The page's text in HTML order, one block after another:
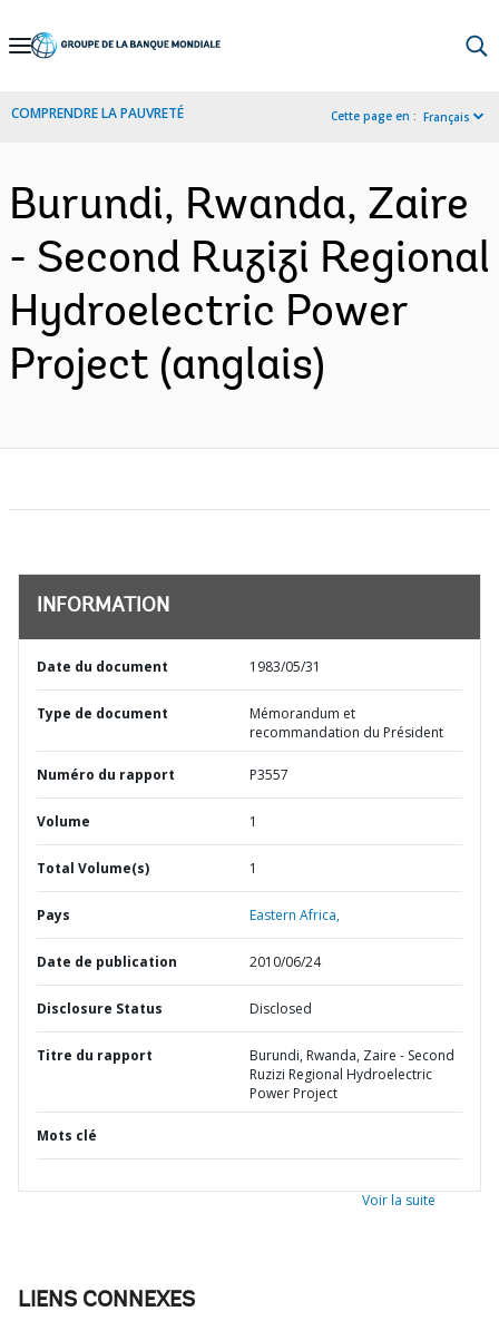
Skip
Navigation
COMPRENDRE LA PAUVRETÉ Cette page en : Français
Burundi, Rwanda, Zaire
- Second Ruzizi Regional
Hydroelectric Power
Project (anglais)
INFORMATION
Date du document 1983/05/31
Type de document
Mémorandum et
recommandation du Président
Numéro du rapport P3557
Volume 1
Total Volume(s) 1
Pays Eastern Africa,
Date de publication 2010/06/24
Disclosure Status Disclosed
Titre du rapport
Burundi, Rwanda, Zaire - Second
Ruzizi Regional Hydroelectric
Power Project
Mots clé
Voir la suite
LIENS CONNEXES